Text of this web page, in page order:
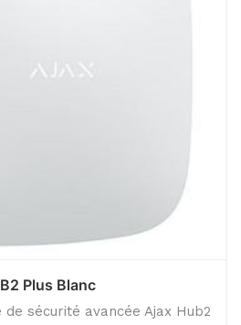
Plus Blanc
sécurité avancée Ajax Hub2